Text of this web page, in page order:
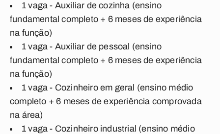
1 vaga - Auxiliar de cozinha (ensino
fundamental completo + 6 meses de experiência
na função)
1 vaga - Auxiliar de pessoal (ensino
fundamental completo + 6 meses de experiência
na função)
1 vaga - Cozinheiro em geral (ensino médio
completo + 6 meses de experiência comprovada
na área)
1 vaga - Cozinheiro industrial (ensino médio